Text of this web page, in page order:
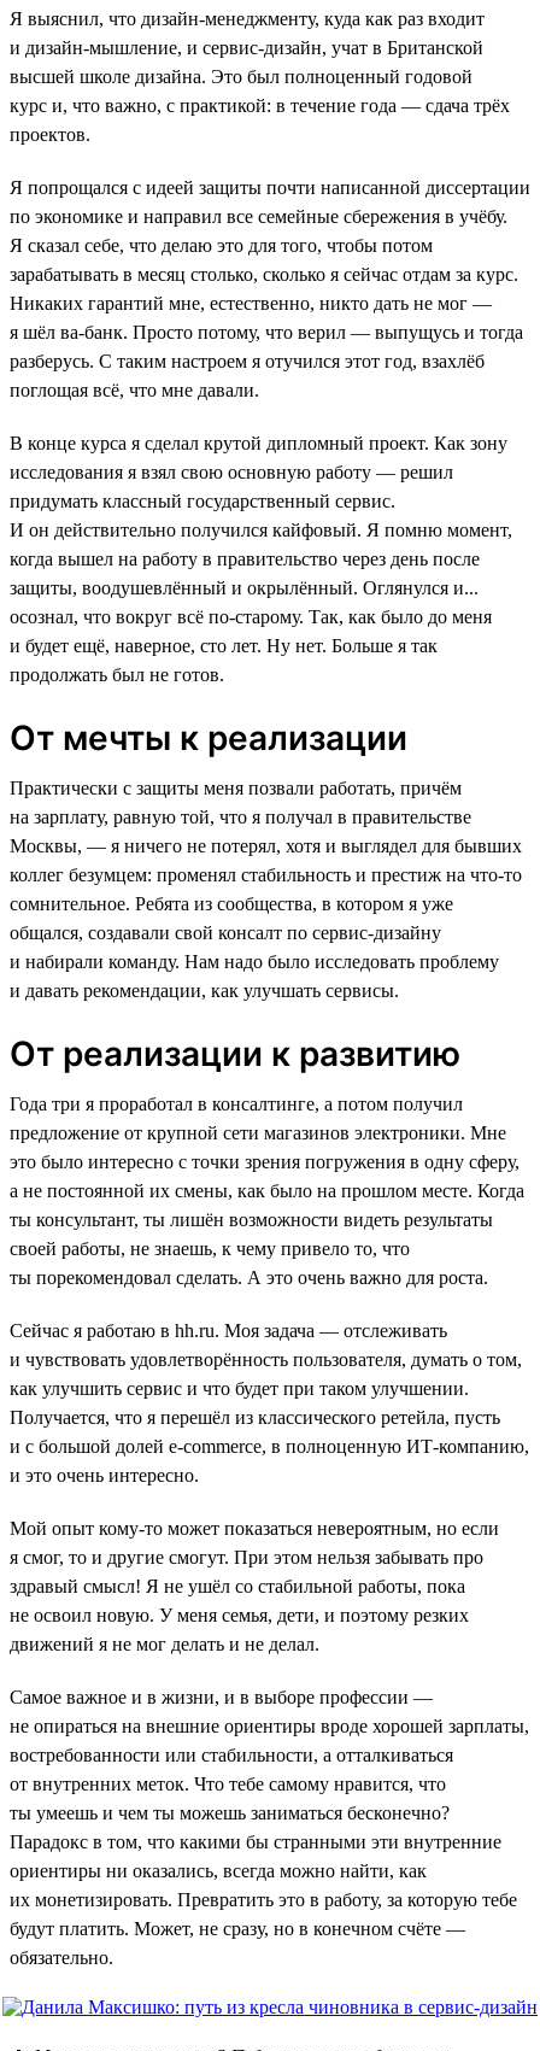
Я выяснил, что дизайн-менеджменту, куда как раз входит
и дизайн-мышление, и сервис-дизайн, учат в Британской
высшей школе дизайна. Это был полноценный годовой
курс и, что важно, с практикой: в течение года — сдача трёх
проектов.
Я попрощался с идеей защиты почти написанной диссертации
по экономике и направил все семейные сбережения в учёбу.
Я сказал себе, что делаю это для того, чтобы потом
зарабатывать в месяц столько, сколько я сейчас отдам за курс.
Никаких гарантий мне, естественно, никто дать не мог —
я шёл ва-банк. Просто потому, что верил — выпущусь и тогда
разберусь. С таким настроем я отучился этот год, взахлёб
поглощая всё, что мне давали.
В конце курса я сделал крутой дипломный проект. Как зону
исследования я взял свою основную работу — решил
придумать классный государственный сервис.
И он действительно получился кайфовый. Я помню момент,
когда вышел на работу в правительство через день после
защиты, воодушевлённый и окрылённый. Оглянулся и...
осознал, что вокруг всё по-старому. Так, как было до меня
и будет ещё, наверное, сто лет. Ну нет. Больше я так
продолжать был не готов.
От мечты к реализации
Практически с защиты меня позвали работать, причём
на зарплату, равную той, что я получал в правительстве
Москвы, — я ничего не потерял, хотя и выглядел для бывших
коллег безумцем: променял стабильность и престиж на что-то
сомнительное. Ребята из сообщества, в котором я уже
общался, создавали свой консалт по сервис-дизайну
и набирали команду. Нам надо было исследовать проблему
и давать рекомендации, как улучшать сервисы.
От реализации к развитию
Года три я проработал в консалтинге, а потом получил
предложение от крупной сети магазинов электроники. Мне
это было интересно с точки зрения погружения в одну сферу,
а не постоянной их смены, как было на прошлом месте. Когда
ты консультант, ты лишён возможности видеть результаты
своей работы, не знаешь, к чему привело то, что
ты порекомендовал сделать. А это очень важно для роста.
Сейчас я работаю в hh.ru. Моя задача — отслеживать
и чувствовать удовлетворённость пользователя, думать о том,
как улучшить сервис и что будет при таком улучшении.
Получается, что я перешёл из классического ретейла, пусть
и с большой долей e-commerce, в полноценную ИТ-компанию,
и это очень интересно.
Мой опыт кому-то может показаться невероятным, но если
я смог, то и другие смогут. При этом нельзя забывать про
здравый смысл! Я не ушёл со стабильной работы, пока
не освоил новую. У меня семья, дети, и поэтому резких
движений я не мог делать и не делал.
Самое важное и в жизни, и в выборе профессии —
не опираться на внешние ориентиры вроде хорошей зарплаты,
востребованности или стабильности, а отталкиваться
от внутренних меток. Что тебе самому нравится, что
ты умеешь и чем ты можешь заниматься бесконечно?
Парадокс в том, что какими бы странными эти внутренние
ориентиры ни оказались, всегда можно найти, как
их монетизировать. Превратить это в работу, за которую тебе
будут платить. Может, не сразу, но в конечном счёте —
обязательно.